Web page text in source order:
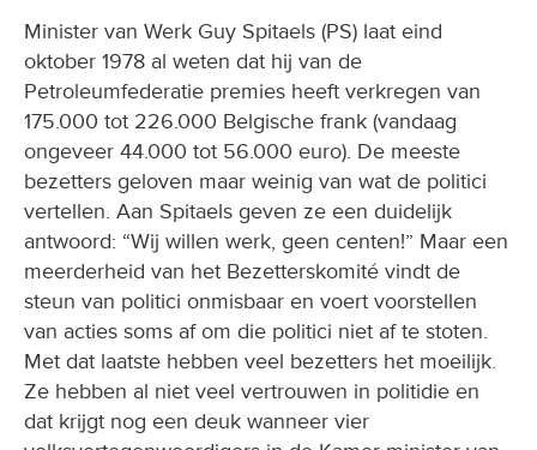
Petroleumfederatie premies heeft verkregen van
175.000 tot 226.000 Belgische frank (vandaag
ongeveer 44.000 tot 56.000 euro). De meeste
bezetters geloven maar weinig van wat de politici
vertellen. Aan Spitaels geven ze een duidelijk
antwoord: “Wij willen werk, geen centen!” Maar een
meerderheid van het Bezetterskomité vindt de
steun van politici onmisbaar en voert voorstellen
van acties soms af om die politici niet af te stoten.
Met dat laatste hebben veel bezetters het moeilijk.
Ze hebben al niet veel vertrouwen in politidie en
dat krijgt nog een deuk wanneer vier
volksvertegenwoordigers in de Kamer minister van
Economie Willy Claes (SP) interpelleren. De